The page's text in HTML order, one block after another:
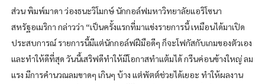
ส่วน พิมพ์มาดา ว่องธนะวิโมกษ์ นักกอล์ฟมหาวิทยาลัยแอริโซนา
สหรัฐอเมริกา กล่าวว่า “เป็นครั้งแรกที่มาแข่งรายการนี้ เหมือนได้มาเปิด
ประสบการณ์ รายการนี้มีแต่นักกอล์ฟฝีมือดีๆ ก็จะโฟกัสกับเกมของตัวเอง
และทำให้ดีที่สุด วันนี้เสริฟดีทำให้มีโอกาสทำแต้มได้ กรีนค่อนข้างใหญ่ ลม
แรง มีการคำนวณลมขาดๆ เกินๆ บ้าง แต่พัตต์ช่วยได้เยอะ ทำให้ผลงาน